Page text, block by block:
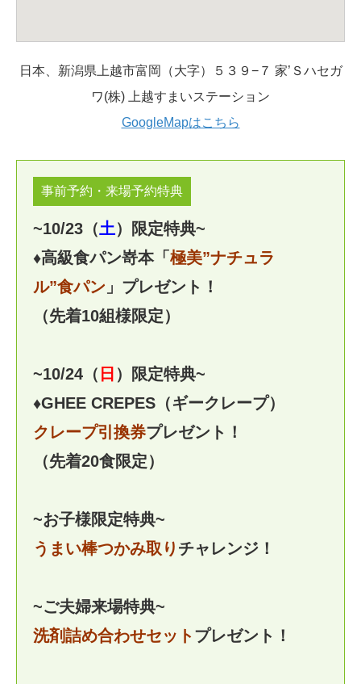
日本、新潟県上越市富岡（大字）５３９−７ 家’Ｓハセガ
ワ(株) 上越すまいステーション
GoogleMapはこちら
事前予約・来場予約特典
~10/23（土）限定特典~
♦高級食パン嵜本「 極美”ナチュラ
ル”食パン 」プレゼント！
（先着10組様限定）
~10/24（ 日 ）限定特典~
♦GHEE CREPES（ギークレープ）
クレープ引換券プレゼント！
（先着20食限定）
~お子様限定特典~
うまい棒つかみ取り チャレンジ！
~ご夫婦来場特典~
洗剤詰め合わせセット プレゼント！